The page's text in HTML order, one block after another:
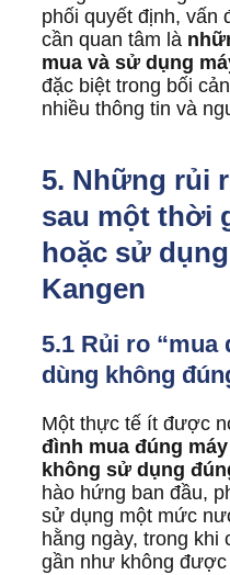
phối quyết định, vấn
cần quan tâm là
mua và sử dụng
đặc biệt trong bối
nhiều thông tin và
5. Những rủi
sau một thời
hoặc sử
Kangen
5.1 Rủi ro
dùng không
Một thực tế ít được
đình mua đúng
không sử dụng
hào hứng ban đầu,
sử dụng một mức
hằng ngày, trong
gần như không được